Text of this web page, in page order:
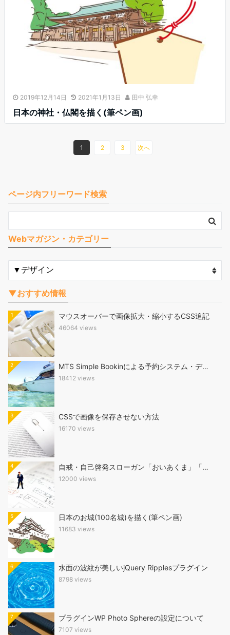
2019年12月14日 2021年1月13日 田中 弘幸
日本の神社・仏閣を描く(筆ペン画)
1 2 3 次へ
ページ内フリーワード検索
Webマガジン・カテゴリー
▼おすすめ情報
1 マウスオーバーで画像拡大・縮小するCSS追記
46064 views
2 MTS Simple Bookinによる予約システム・デ…
18412 views
3 CSSで画像を保存させない方法
16170 views
4 自戒・自己啓発スローガン「おいあくま」「…
12000 views
5 日本のお城(100名城)を描く(筆ペン画)
11683 views
6 水面の波紋が美しいjQuery Ripplesプラグイン
8798 views
7 プラグインWP Photo Sphereの設定について
7107 views